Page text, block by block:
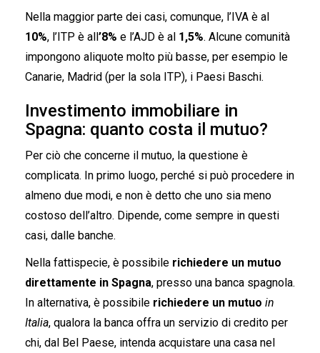
Nella maggior parte dei casi, comunque, l’IVA è al
10%, l’ITP è all’8% e l’AJD è al 1,5%. Alcune comunità
impongono aliquote molto più basse, per esempio le
Canarie, Madrid (per la sola ITP), i Paesi Baschi.
Investimento immobiliare in
Spagna: quanto costa il mutuo?
Per ciò che concerne il mutuo, la questione è
complicata. In primo luogo, perché si può procedere in
almeno due modi, e non è detto che uno sia meno
costoso dell’altro. Dipende, come sempre in questi
casi, dalle banche.
Nella fattispecie, è possibile richiedere un mutuo
direttamente in Spagna, presso una banca spagnola.
In alternativa, è possibile richiedere un mutuo in
Italia, qualora la banca offra un servizio di credito per
chi, dal Bel Paese, intenda acquistare una casa nel